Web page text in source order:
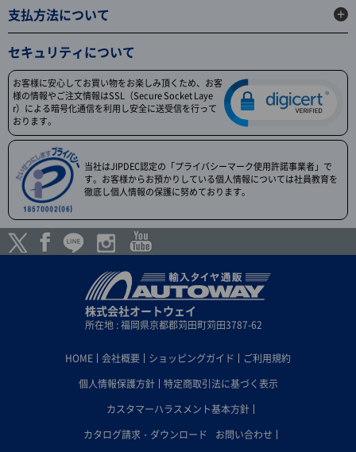
支払方法について
セキュリティについて
お客様に安心してお買い物をお楽しみ頂くため、お客
様の情報やご注文情報はSSL（Secure Socket Laye
r）による暗号化通信を利用し安全に送受信を行って
おります。
当社はJIPDEC認定の「プライバシーマーク使用許諾事業者」で
す。お客様からお預かりしている個人情報については社員教育を
徹底し個人情報の保護に努めております。
株式会社オートウェイ
所在地 : 福岡県京都郡苅田町苅田3787-62
HOME 会社概要 ショッピングガイド
ご利用規約
個人情報保護方針
特定商取引法に基づく表示
カスタマーハラスメント基本方針
カタログ請求・ダウンロード
お問い合わせ